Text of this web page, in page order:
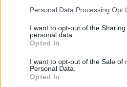
Please note that this website/app
not limited to your visit or usage
grant or deny consent to Google
use your data for below specified
consent section.
Personal Data Processing Opt
I want to opt-out of the
personal data.
Opted In
I want to opt-out of the Sale of
Personal Data.
Opted In
teremtette, és kabátja
hat méteren át vonszolta
miközben üvöltözött vele.
sikoltozva azzal
öngyilkos lesz. A ronda
szomszédok közbelépése